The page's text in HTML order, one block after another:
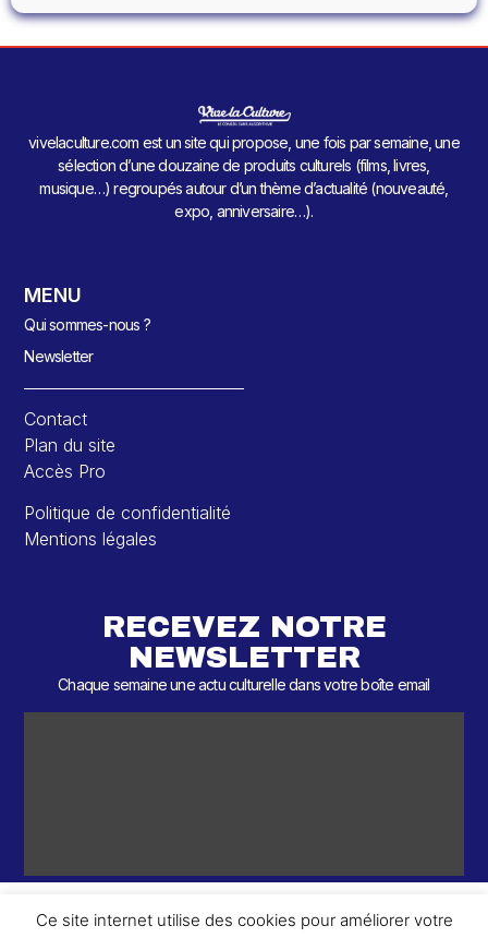
vivelaculture.com est un site qui propose, une fois par semaine, une
sélection d’une douzaine de produits culturels (films, livres,
musique…) regroupés autour d’un thème d’actualité (nouveauté,
expo, anniversaire…).
MENU
Qui sommes-nous ?
Newsletter
Contact
Plan du site
Accès Pro
Politique de confidentialité
Mentions légales
RECEVEZ NOTRE
NEWSLETTER
Chaque semaine une actu culturelle dans votre boîte email
Ce site internet utilise des cookies pour améliorer votre